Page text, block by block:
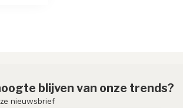
blijven van onze trends?
nieuwsbrief